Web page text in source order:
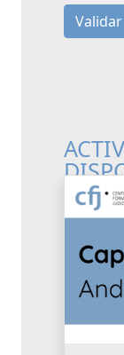
Validar